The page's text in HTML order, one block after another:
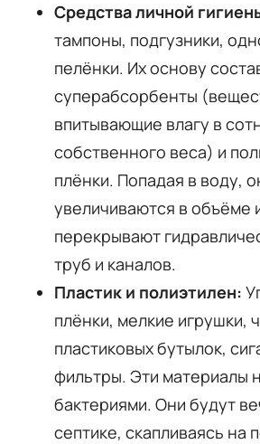
Средства личной
тампоны, подгузники,
пелёнки. Их основу
суперабсорбенты
впитывающие влагу в
собственного веса) и
плёнки. Попадая в воду,
увеличиваются в объёме
перекрывают
труб и каналов.
Пластик и полиэтилен:
плёнки, мелкие игрушки,
пластиковых бутылок,
фильтры. Эти материалы
бактериями. Они будут
септике, скапливаясь на